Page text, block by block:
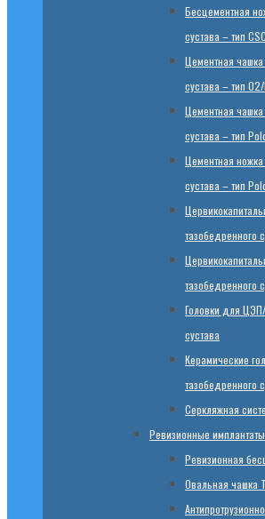
Бесцементная
сустава – тип CSC
Цементная
сустава – тип
Цементная
сустава – тип
Цементная
сустава – тип
тазобедренного
тазобедренного
Головки для
сустава
Керамические
тазобедренного
Серкляжная
Ревизионные имплантаты
Ревизионная
Овальная чашка